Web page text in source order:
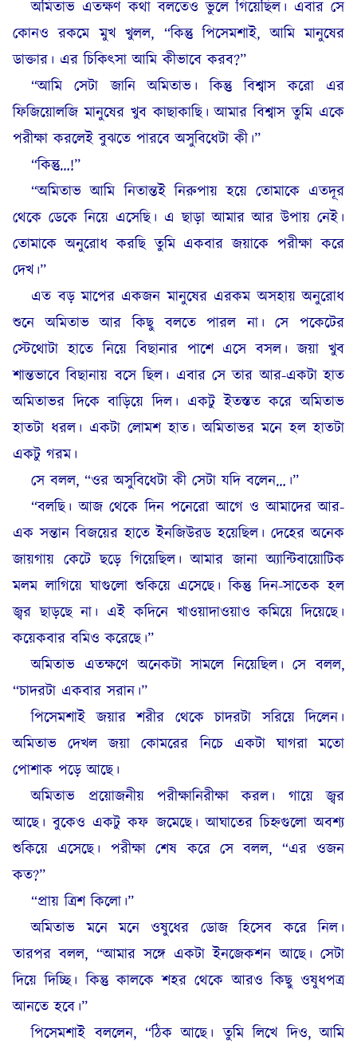
অমিতাভ এতক্ষণ কথা বলতেও ভুলে গিয়েছিল। এবার সে
কোনও রকমে মুখ খুলল, “কিন্তু পিসেমশাই, আমি মানুষের
ডাক্তার। এর চিকিৎসা আমি কীভাবে করব?”
“আমি সেটা জানি অমিতাভ। কিন্তু বিশ্বাস করো এর
ফিজিয়োলজি মানুষের খুব কাছাকাছি। আমার বিশ্বাস তুমি একে
পরীক্ষা করলেই বুঝতে পারবে অসুবিধেটা কী।”
“কিন্তু…!”
“অমিতাভ আমি নিতান্তই নিরুপায় হয়ে তোমাকে এতদূর
থেকে ডেকে নিয়ে এসেছি। এ ছাড়া আমার আর উপায় নেই।
তোমাকে অনুরোধ করছি তুমি একবার জয়াকে পরীক্ষা করে
দেখ।”
এত বড় মাপের একজন মানুষের এরকম অসহায় অনুরোধ
শুনে অমিতাভ আর কিছু বলতে পারল না। সে পকেটের
স্টেথোটা হাতে নিয়ে বিছানার পাশে এসে বসল। জয়া খুব
শান্তভাবে বিছানায় বসে ছিল। এবার সে তার আর-একটা হাত
অমিতাভর দিকে বাড়িয়ে দিল। একটু ইতস্তত করে অমিতাভ
হাতটা ধরল। একটা লোমশ হাত। অমিতাভর মনে হল হাতটা
একটু গরম।
সে বলল, “ওর অসুবিধেটা কী সেটা যদি বলেন…।”
“বলছি। আজ থেকে দিন পনেরো আগে‌ ও আমাদের আর-
এক সন্তান বিজয়ের হাতে ইনজিউরড হয়েছিল। দেহের অনেক
জায়গায় কেটে ছড়ে গিয়েছিল। আমার জানা অ্যান্টিবায়োটিক
মলম লাগিয়ে ঘাগুলো শুকিয়ে এসেছে। কিন্তু দিন-সাতেক হল
জ্বর ছাড়ছে না। এই কদিনে খাওয়াদাওয়াও কমিয়ে দিয়েছে।
কয়েকবার বমিও করেছে।”
অমিতাভ এতক্ষণে অনেকটা সামলে নিয়েছিল। সে বলল,
“চাদরটা একবার সরান।”
পিসেমশাই জয়ার শরীর থেকে চাদরটা সরিয়ে দিলেন।
অমিতাভ দেখল জয়া কোমরের নিচে একটা ঘাগরা মতো
পোশাক পড়ে আছে।
অমিতাভ প্রয়োজনীয় পরীক্ষানিরীক্ষা করল। গায়ে জ্বর
আছে। বুকেও একটু কফ জমেছে। আঘাতের চিহ্নগুলো অবশ্য
শুকিয়ে এসেছে। পরীক্ষা শেষ করে সে বলল, “এর ওজন
কত?”
“প্রায় ত্রিশ কিলো।”
অমিতাভ মনে মনে ওষুধের ডোজ হিসেব করে নিল।
তারপর বলল, “আমার সঙ্গে একটা ইনজেকশন আছে। সেটা
দিয়ে দিচ্ছি। কিন্তু কালকে শহর থেকে আরও কিছু ওষুধপত্র
আনতে হবে।”
পিসেমশাই বললেন, “ঠিক আছে। তুমি লিখে দিও, আমি